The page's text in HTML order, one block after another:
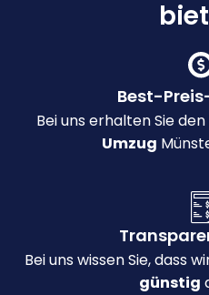
Best-
Bei uns erhalten Sie den
Umzug
Bei uns wissen Sie, dass
günstig